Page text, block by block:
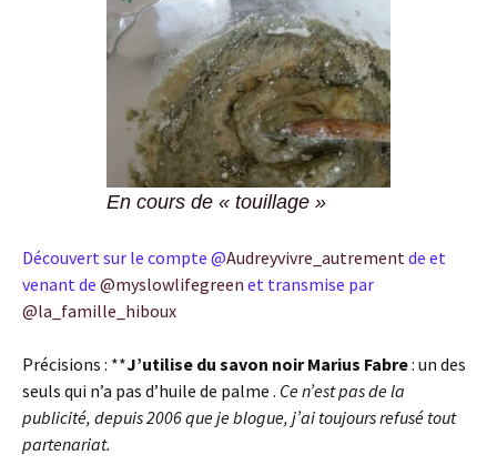
En cours de « touillage »
Découvert sur le compte @Audreyvivre_autrementde et
venant de @myslowlifegreen et transmise par
@la_famille_hiboux
Précisions : **J’utilise du savon noir Marius Fabre: un des
seuls qui n’a pas d’huile de palme . Ce n’est pas de la
publicité, depuis 2006 que je blogue, j’ai toujours refusé tout
partenariat.